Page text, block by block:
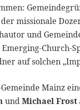
missionale
und
Emerging-Church-
auf solchen
Mainz
undMichael Frost